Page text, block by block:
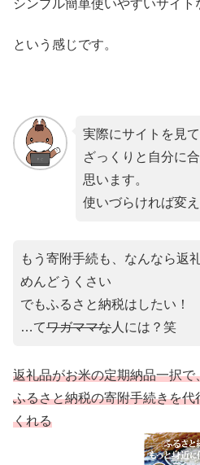
シンプル簡単使いやすいサイト
という感じです。
実際にサイトを見
ざっくりと自分に
思います。
使いづらければ変
もう寄附手続も、なんなら返
めんどうくさい
でもふるさと納税はしたい！
…てワガママな 人には？笑
返礼品がお米の定期納品一択で
ふるさと納税の寄附手続きを
くれる